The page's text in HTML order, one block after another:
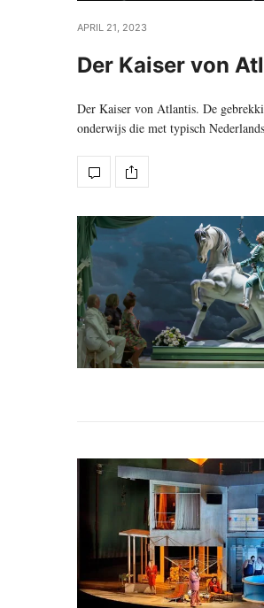
APRIL 21, 2023
Der Kaiser von
Der Kaiser von Atlantis. De
onderwijs die met typisch